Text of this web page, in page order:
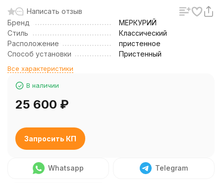
Написать отзыв
Бренд
МЕРКУРИЙ
Стиль
Классический
Расположение
пристенное
Способ установки
Пристенный
Все характеристики
В наличии
25 600 ₽
Запросить КП
Whatsapp Telegram